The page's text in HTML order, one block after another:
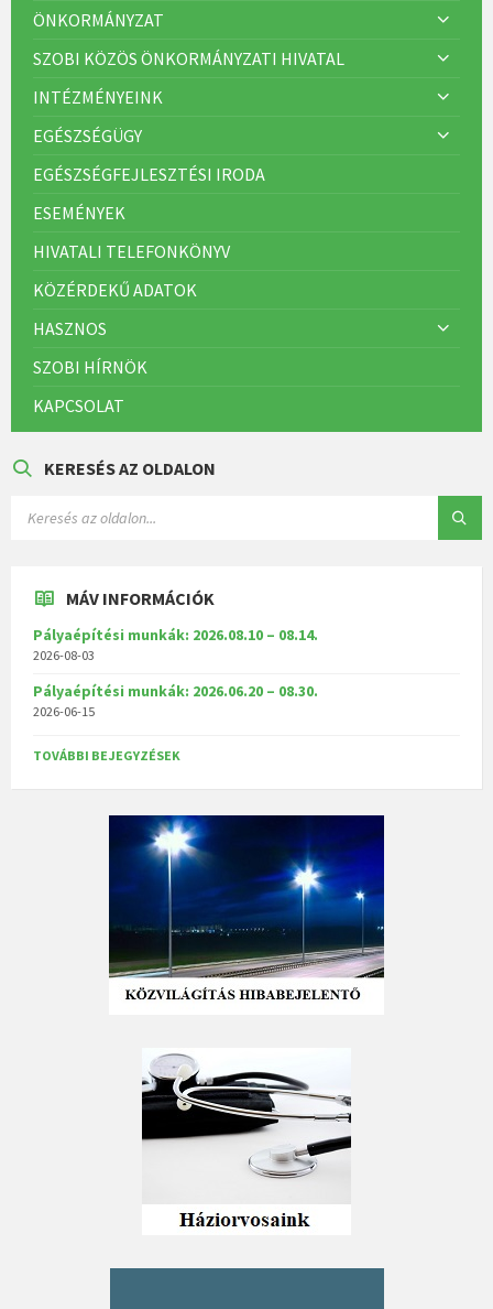
ÖNKORMÁNYZAT
SZOBI KÖZÖS ÖNKORMÁNYZATI HIVATAL
INTÉZMÉNYEINK
EGÉSZSÉGÜGY
EGÉSZSÉGFEJLESZTÉSI IRODA
ESEMÉNYEK
HIVATALI TELEFONKÖNYV
KÖZÉRDEKŰ ADATOK
HASZNOS
SZOBI HÍRNÖK
KAPCSOLAT
KERESÉS AZ OLDALON
MÁV INFORMÁCIÓK
Pályaépítési munkák: 2026.08.10 – 08.14.
2026-08-03
Pályaépítési munkák: 2026.06.20 – 08.30.
2026-06-15
TOVÁBBI BEJEGYZÉSEK